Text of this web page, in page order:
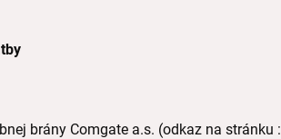
brány Comgate a.s. (odkaz na stránku :